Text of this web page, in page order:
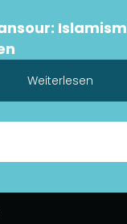
Weiterlesen